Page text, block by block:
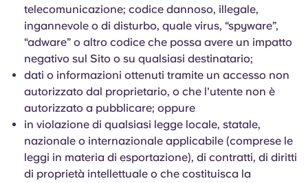
telecomunicazione; codice dannoso, illegale,
ingannevole o di disturbo, quale virus, “spyware”,
“adware” o altro codice che possa avere un impatto
negativo sul Sito o su qualsiasi destinatario;
dati o informazioni ottenuti tramite un accesso non
autorizzato dal proprietario, o che l'utente non è
autorizzato a pubblicare; oppure
in violazione di qualsiasi legge locale, statale,
nazionale o internazionale applicabile (comprese le
leggi in materia di esportazione), di contratti, di diritti
di proprietà intellettuale o che costituisca la